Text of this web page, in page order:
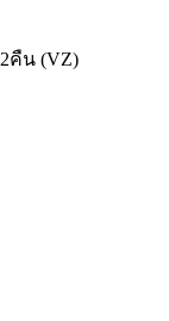
คืน (VZ)